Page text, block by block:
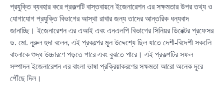
প্রযুক্তি ব্যবহার করে প্রকল্পটি বাস্তবায়নে ইজেনারেশন এর সক্ষমতার উপর তথ্য ও
যোগাযোগ প্রযুক্তি বিভাগের আস্থা রাখার জন্য তাদের আন্তরিক ধন্যবাদ
জানাচ্ছি। ইজেনারেশন এর এআই এবং এনএলপি বিভাগের সিনিয়র ডিরেক্টর প্রফেসর
ড. মো. নূরুল হুদা বলেন, এই প্রকল্পের মূল উদ্দেশ্যে ছিল যাতে দেশী-বিদেশী সকলেি
বাংলাকে শুদ্ধ উচ্চারণে পড়তে পারে এবং বুঝতে পারে। এই প্রকল্পটির সফল
সম্পাদন ইজেনারেশন এর বাংলা ভাষা প্রক্রিয়াকরণের সক্ষমতা আরো অনেক দূরে
পৌঁছে দিল।